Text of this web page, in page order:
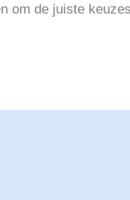
om de juiste